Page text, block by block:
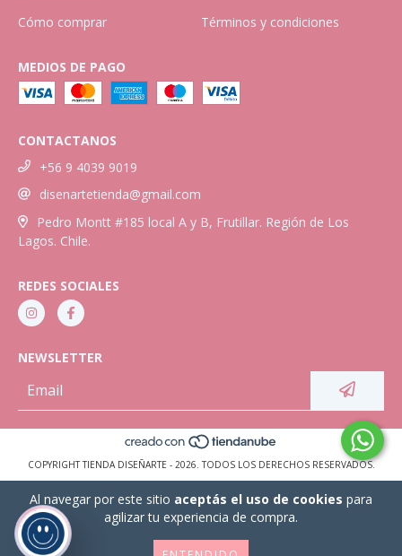
Al navegar por este sitio aceptás el uso de cookies para
agilizar tu experiencia de compra.
Cómo comprar
Términos y condiciones
MEDIOS DE PAGO
CONTACTANOS
+56 9 4039 9019
disenartetienda@gmail.com
Pedro Montt #185 local A y B, Frutillar. Región de Los
Lagos. Chile.
REDES SOCIALES
NEWSLETTER
COPYRIGHT TIENDA DISEÑARTE - 2026. TODOS LOS DERECHOS RESERVADOS.